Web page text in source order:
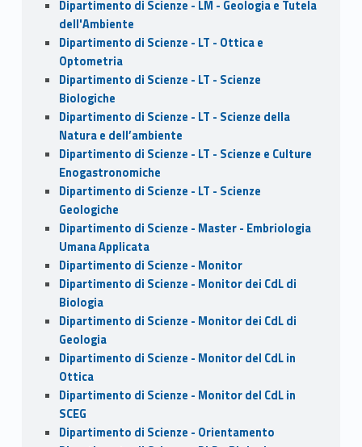
Dipartimento di Scienze - LM - Geologia e Tutela
dell'Ambiente
Dipartimento di Scienze - LT - Ottica e
Optometria
Dipartimento di Scienze - LT - Scienze
Biologiche
Dipartimento di Scienze - LT - Scienze della
Natura e dell’ambiente
Dipartimento di Scienze - LT - Scienze e Culture
Enogastronomiche
Dipartimento di Scienze - LT - Scienze
Geologiche
Dipartimento di Scienze - Master - Embriologia
Umana Applicata
Dipartimento di Scienze - Monitor
Dipartimento di Scienze - Monitor dei CdL di
Biologia
Dipartimento di Scienze - Monitor dei CdL di
Geologia
Dipartimento di Scienze - Monitor del CdL in
Ottica
Dipartimento di Scienze - Monitor del CdL in
SCEG
Dipartimento di Scienze - Orientamento